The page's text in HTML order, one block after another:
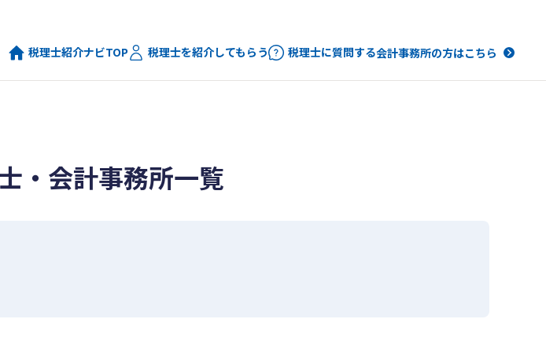
税理士紹介ナビTOP 税理士を紹介してもらう 税理士に質問する会計事務所の方はこちら
・会計事務所一覧